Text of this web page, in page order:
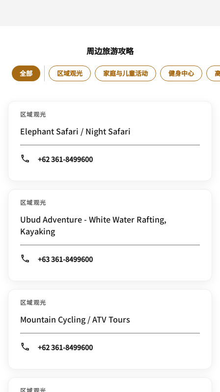
周边旅游攻略
全部 区域观光 家庭与儿童活动 健身中心
区域观光
Elephant Safari / Night Safari
+62 361-8499600
区域观光
Ubud Adventure - White Water Rafting,
Kayaking
+63 361-8499600
区域观光
Mountain Cycling / ATV Tours
+62 361-8499600